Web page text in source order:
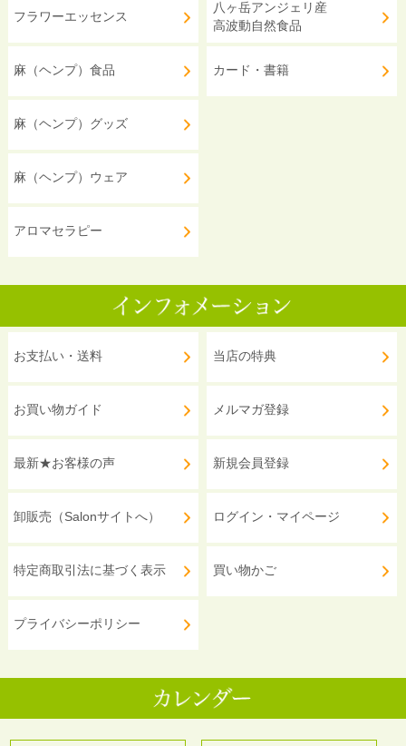
フラワーエッセンス
麻（ヘンプ）食品
麻（ヘンプ）グッズ
麻（ヘンプ）ウェア
アロマセラピー
八ヶ岳アンジェリ産
高波動自然食品
カード・書籍
お支払い・送料
お買い物ガイド
最新★お客様の声
卸販売（Salonサイトへ）
特定商取引法に基づく表示
プライバシーポリシー
当店の特典
メルマガ登録
新規会員登録
ログイン・マイページ
買い物かご